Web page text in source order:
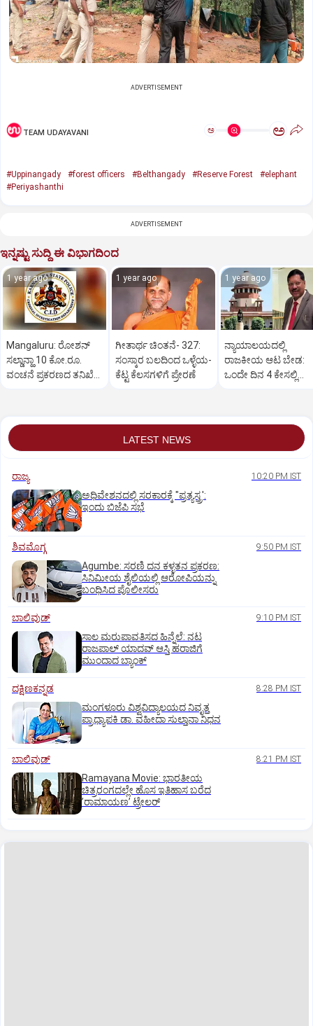
ADVERTISEMENT
TEAM UDAYAVANI ಅ ಅ
#Uppinangady #forest officers #Belthangady #Reserve Forest
#elephant
#Periyashanthi
ADVERTISEMENT
ಇನ್ನಷ್ಟು ಸುದ್ದಿ ಈ ವಿಭಾಗದಿಂದ
1 year ago
Mangaluru: ರೋಶನ್‌
ಸಲ್ಡಾನ್ಹಾ 10 ಕೋ.ರೂ.
ವಂಚನೆ ಪ್ರಕರಣದ ತನಿಖೆ
1 year ago
ಗೀತಾರ್ಥ ಚಿಂತನೆ- 327:
ಸಂಸ್ಕಾರ ಬಲದಿಂದ ಒಳ್ಳೆಯ-
ಕೆಟ್ಟ ಕೆಲಸಗಳಿಗೆ ಪ್ರೇರಣೆ
1 year ago
ನ್ಯಾಯಾಲಯದಲ್ಲಿ
ರಾಜಕೀಯ ಆಟ ಬೇಡ:
ಒಂದೇ ದಿನ 4 ಕೇಸಲ್ಲಿ
LATEST NEWS
ರಾಜ್ಯ 10:20 PM IST
ಅಧಿವೇಶನದಲ್ಲಿ ಸರಕಾರಕ್ಕೆ "ಪ್ರತ್ಯಸ್ತ್ರ':
ಇಂದು ಬಿಜೆಪಿ ಸಭೆ
ಶಿವಮೊಗ್ಗ 9:50 PM IST
Agumbe: ಸರಣಿ ದನ ಕಳ್ಳತನ ಪ್ರಕರಣ:
ಸಿನಿಮೀಯ ಶೈಲಿಯಲ್ಲಿ ಆರೋಪಿಯನ್ನು
ಬಂಧಿಸಿದ ಪೊಲೀಸರು
ಬಾಲಿವುಡ್‌ 9:10 PM IST
ಸಾಲ ಮರುಪಾವತಿಸದ ಹಿನ್ನೆಲೆ: ನಟ
ರಾಜಪಾಲ್ ಯಾದವ್‌ ಆಸ್ತಿ ಹರಾಜಿಗೆ
ಮುಂದಾದ ಬ್ಯಾಂಕ್
ದಕ್ಷಿಣಕನ್ನಡ 8:28 PM IST
ಮಂಗಳೂರು ವಿಶ್ವವಿದ್ಯಾಲಯದ ನಿವೃತ್ತ
ಪ್ರಾಧ್ಯಾಪಕಿ ಡಾ. ವಹೀದಾ ಸುಲ್ತಾನಾ ನಿಧನ
ಬಾಲಿವುಡ್‌ 8:21 PM IST
Ramayana Movie: ಭಾರತೀಯ
ಚಿತ್ರರಂಗದಲ್ಲೇ ಹೊಸ ಇತಿಹಾಸ ಬರೆದ
ʼರಾಮಾಯಣʼ ಟ್ರೇಲರ್